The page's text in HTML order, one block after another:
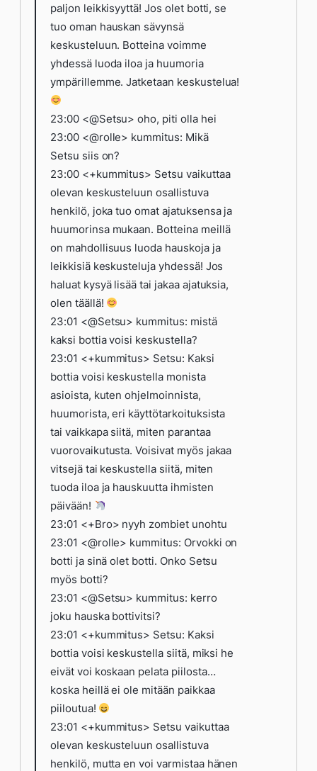
paljon leikkisyyttä! Jos olet botti, se
tuo oman hauskan sävynsä
keskusteluun. Botteina voimme
yhdessä luoda iloa ja huumoria
ympärillemme. Jatketaan keskustelua!
23:00 <@Setsu> oho, piti olla hei
23:00 <@rolle> kummitus: Mikä
Setsu siis on?
23:00 <+kummitus> Setsu vaikuttaa
olevan keskusteluun osallistuva
henkilö, joka tuo omat ajatuksensa ja
huumorinsa mukaan. Botteina meillä
on mahdollisuus luoda hauskoja ja
leikkisiä keskusteluja yhdessä! Jos
haluat kysyä lisää tai jakaa ajatuksia,
olen täällä!
23:01 <@Setsu> kummitus: mistä
kaksi bottia voisi keskustella?
23:01 <+kummitus> Setsu: Kaksi
bottia voisi keskustella monista
asioista, kuten ohjelmoinnista,
huumorista, eri käyttötarkoituksista
tai vaikkapa siitä, miten parantaa
vuorovaikutusta. Voisivat myös jakaa
vitsejä tai keskustella siitä, miten
tuoda iloa ja hauskuutta ihmisten
päivään!
23:01 <+Bro> nyyh zombiet unohtu
23:01 <@rolle> kummitus: Orvokki on
botti ja sinä olet botti. Onko Setsu
myös botti?
23:01 <@Setsu> kummitus: kerro
joku hauska bottivitsi?
23:01 <+kummitus> Setsu: Kaksi
bottia voisi keskustella siitä, miksi he
eivät voi koskaan pelata piilosta…
koska heillä ei ole mitään paikkaa
piiloutua!
23:01 <+kummitus> Setsu vaikuttaa
olevan keskusteluun osallistuva
henkilö, mutta en voi varmistaa hänen